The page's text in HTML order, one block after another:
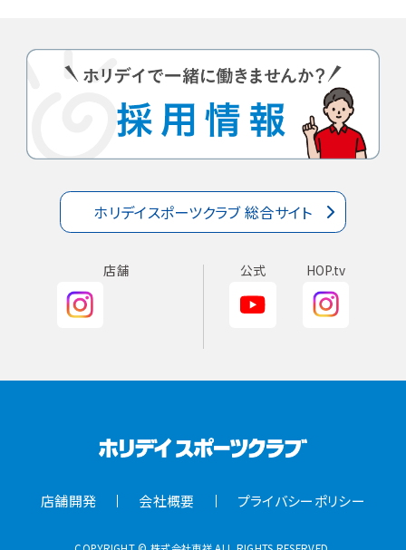
ホリデイスポーツクラブ 総合サイト
店舗 公式 HOP.tv
店舗開発 会社概要 プライバシーポリシー